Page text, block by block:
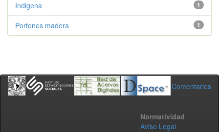
1
Indigena
1
Portones madera
Comentarios
Normatividad
Aviso Legal